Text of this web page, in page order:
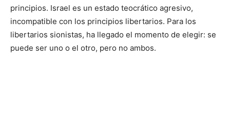
principios. Israel es un estado teocrático agresivo,
incompatible con los principios libertarios. Para los
libertarios sionistas, ha llegado el momento de elegir: se
puede ser uno o el otro, pero no ambos.